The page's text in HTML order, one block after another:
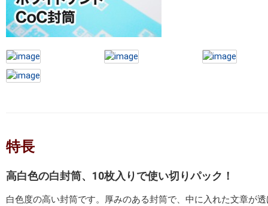
特長
高白色の白封筒、10枚入りで使い切りパック！
白色度の高い封筒です。厚みのある封筒で、中に入れた文章が